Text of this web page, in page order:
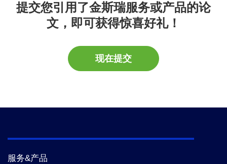
提交您引用了金斯瑞服务或产品的论
文， 即可获得惊喜好礼！
现在提交
服务&产品